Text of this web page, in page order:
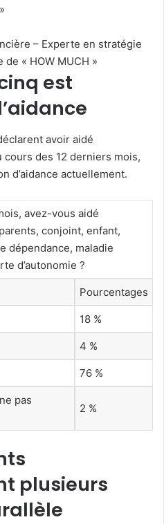
– Experte en stratégie
« HOW MUCH »
est
avoir aidé
des 12 derniers mois,
d’aidance actuellement.
avez-vous aidé
conjoint, enfant,
dépendance, maladie
d’autonomie ?
Pourcentages
18 %
4 %
76 %
pas
2 %
plusieurs